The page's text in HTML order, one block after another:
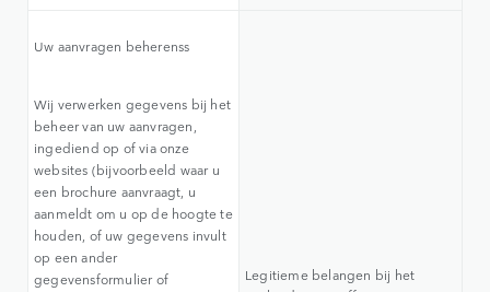
Uw aanvragen beherenss
Wij verwerken gegevens bij het
beheer van uw aanvragen,
ingediend op of via onze
websites (bijvoorbeeld waar u
een brochure aanvraagt, u
aanmeldt om u op de hoogte te
houden, of uw gegevens invult
op een ander
gegevensformulier of
Legitieme belangen bij het